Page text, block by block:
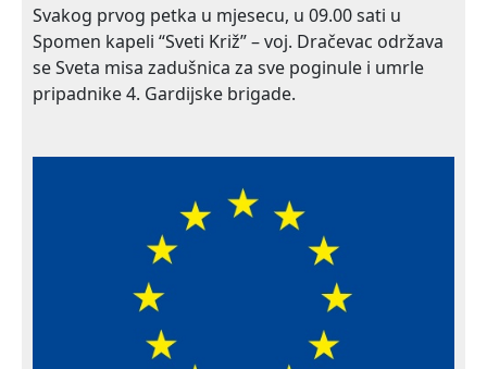
Svakog prvog petka u mjesecu, u 09.00 sati u
Spomen kapeli “Sveti Križ” – voj. Dračevac održava
se Sveta misa zadušnica za sve poginule i umrle
pripadnike 4. Gardijske brigade.